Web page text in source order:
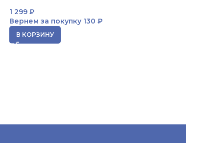
1 299 ₽
Вернем за покупку130 ₽
В КОРЗИНУ